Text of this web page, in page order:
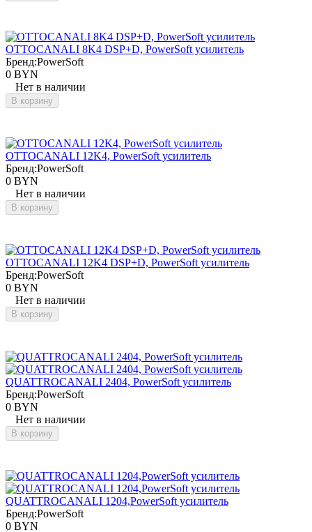
OTTOCANALI 8K4 DSP+D, PowerSoft усилитель
Бренд:PowerSoft
0 BYN
Нет в наличии
В корзину
OTTOCANALI 12K4, PowerSoft усилитель
Бренд:PowerSoft
0 BYN
Нет в наличии
В корзину
OTTOCANALI 12K4 DSP+D, PowerSoft усилитель
Бренд:PowerSoft
0 BYN
Нет в наличии
В корзину
QUATTROCANALI 2404, PowerSoft усилитель
Бренд:PowerSoft
0 BYN
Нет в наличии
В корзину
QUATTROCANALI 1204,PowerSoft усилитель
Бренд:PowerSoft
0 BYN